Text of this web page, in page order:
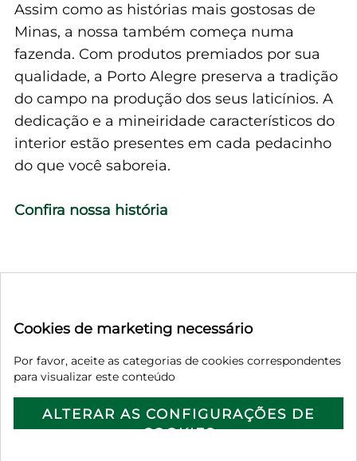
Assim como as histórias mais gostosas de
Minas, a nossa também começa numa
fazenda. Com produtos premiados por sua
qualidade, a Porto Alegre preserva a tradição
do campo na produção dos seus laticínios. A
dedicação e a mineiridade característicos do
interior estão presentes em cada pedacinho
do que você saboreia.
Confira nossa história
Cookies de marketing necessário
Por favor, aceite as categorias de cookies correspondentes
para visualizar este conteúdo
ALTERAR AS CONFIGURAÇÕES DE
COOKIES